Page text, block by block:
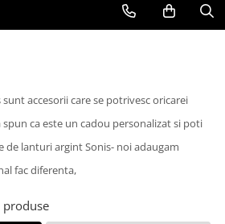
accesorii care se potrivesc oricarei
ca este un cadou personalizat si poti
de lanturi argint Sonis- noi adaugam
fac diferenta,
produse